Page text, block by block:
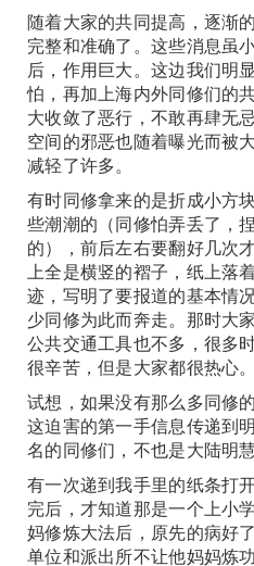
随着大家的共同提高，逐渐
完整和准确了。这些消息虽
后，作用巨大。这边我们明
怕，再加上海内外同修们的
大收敛了恶行，不敢再肆无
空间的邪恶也随着曝光而被
减轻了许多。
有时同修拿来的是折成小方
些潮潮的（同修怕弄丢了，
的），前后左右要翻好几次
上全是横竖的褶子，纸上落
迹，写明了要报道的基本情
少同修为此而奔走。那时大
公共交通工具也不多，很多
很辛苦，但是大家都很热心。
试想，如果没有那么多同修
这迫害的第一手信息传递到
名的同修们，不也是大陆明
有一次递到我手里的纸条打
完后，才知道那是一个上小
妈修炼大法后，原先的病好
单位和派出所不让他妈妈炼